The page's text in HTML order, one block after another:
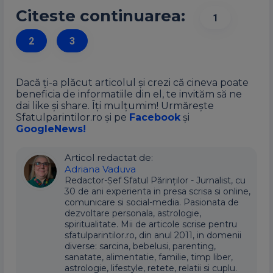
Citeste continuarea:
1
2
3
Dacă ți-a plăcut articolul și crezi că cineva poate
beneficia de informatiile din el, te invităm să ne
dai like și share. Îți mulțumim! Urmărește
Sfatulparintilor.ro și pe Facebook și
GoogleNews!
Articol redactat de:
Adriana Vaduva
Redactor-Șef Sfatul Părinților - Jurnalist, cu
30 de ani experienta in presa scrisa si online,
comunicare si social-media. Pasionata de
dezvoltare personala, astrologie,
spiritualitate. Mii de articole scrise pentru
sfatulparintilor.ro, din anul 2011, in domenii
diverse: sarcina, bebelusi, parenting,
sanatate, alimentatie, familie, timp liber,
astrologie, lifestyle, retete, relatii si cuplu.